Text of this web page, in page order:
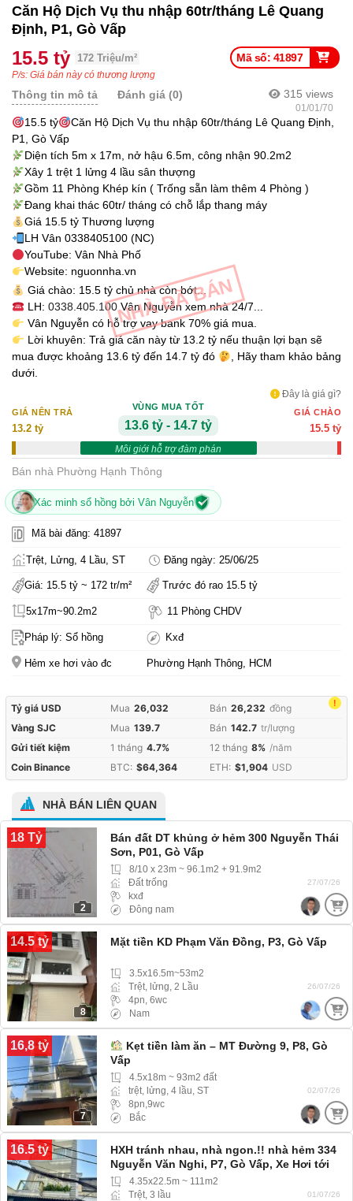
NHÀ ĐÃ BÁN
Căn Hộ Dịch Vụ thu nhập 60tr/tháng Lê Quang
Định, P1, Gò Vấp
Mã số: 41897
15.5 tỷ 172 Triệu/m²
P/s: Giá bán này có thương lượng
315 views
01/01/70
Thông tin mô tả Đánh giá (0)
15.5 tỷ
Căn Hộ Dịch Vụ thu nhập 60tr/tháng Lê Quang Định,
P1, Gò Vấp
Diện tích 5m x 17m, nở hậu 6.5m, công nhận 90.2m2
Xây 1 trệt 1 lửng 4 lầu sân thượng
Gồm 11 Phòng Khép kín ( Trống sẵn làm thêm 4 Phòng )
Đang khai thác 60tr/ tháng có chỗ lắp thang máy
Giá 15.5 tỷ Thương lượng
LH Vân 0338405100 (NC)
YouTube: Vân Nhà Phố
Website: nguonnha.vn
Giá chào: 15.5 tỷ chủ nhà còn bớt...
LH: 0338.405.100Vân Nguyễn xem nhà 24/7...
Vân Nguyễn có hỗ trợ vay bank 70% giá mua.
Lời khuyên: Trả giá căn này từ 13.2 tỷ nếu thuận lợi bạn sẽ
mua được khoảng 13.6 tỷ đến 14.7 tỷ đó
, Hãy tham khảo bảng
dưới.
Đây là giá gì?
GIÁ NÊN TRẢ
13.2 tỷ
VÙNG MUA TỐT
13.6 tỷ - 14.7 tỷ
Môi giới hỗ trợ đàm phán
GIÁ CHÀO
15.5 tỷ
Bán nhà Phường Hạnh Thông
Xác minh sổ hồng bởi Vân Nguyễn
Mã bài đăng: 41897
Trệt, Lửng, 4 Lầu, ST Đăng ngày: 25/06/25
Giá: 15.5 tỷ ~ 172 tr/m² Trước đó rao 15.5 tỷ
5x17m~90.2m2 11 Phòng CHDV
Pháp lý: Sổ hồng Kxđ
Hẻm xe hơi vào đc Phường Hạnh Thông, HCM
!
Tỷ giá USD Mua 26,032 Bán 26,232 đồng
Vàng SJC
Mua 139.7 Bán 142.7 tr/lượng
Gửi tiết kiệm
1 tháng 4.7% 12 tháng 8% /năm
Coin Binance
BTC: $64,364 ETH: $1,904 USD
NHÀ BÁN LIÊN QUAN
18 Tỷ
2
Bán đất DT khủng ở hẻm 300 Nguyễn Thái
Sơn, P01, Gò Vấp
8/10 x 23m ~ 96.1m2 + 91.9m2
Đất trống
kxđ
Đông nam
27/07/26
14.5 tỷ
8
Mặt tiền KD Phạm Văn Đồng, P3, Gò Vấp
3.5x16.5m~53m2
Trệt, lửng, 2 Lầu
4pn, 6wc
Nam
26/07/26
16,8 tỷ
7
Kẹt tiền làm ăn – MT Đường 9, P8, Gò
Vấp
4.5x18m ~ 93m2 đất
trệt, lửng, 4 lầu, ST
8pn,9wc
Bắc
02/07/26
16.5 tỷ
HXH tránh nhau, nhà ngon.!! nhà hẻm 334
Nguyễn Văn Nghi, P7, Gò Vấp, Xe Hơi tới
tận nơi4.35x22.5m ~ 111m2
Trệt, 3 lầu
01/07/26